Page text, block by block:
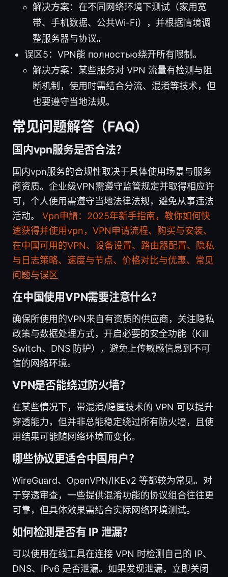
解决方案：在不同网络环境下测试（家用宽
带、手机数据、公共Wi-Fi），并根据情境调
整服务器与协议。
误区5：VPN能 полностью绕开所有限制。
解决方案：某些服务对 VPN 流量有检测与阻
断机制，使用时需结合分流、混淆等技术，但
也要遵守当地法规。
常见问题解答（FAQ）
国内vpn服务是否合法？
国内vpn服务的合规性取决于具体使用场景与服务
商资质。企业级VPN需遵守监管规定并取得相应许
可，个人使用需遵守当地法律法规，避免从事违法
活动。 Vpn申請：2025年新手指南，教你如何快
速获得并使用vpn，VPN申请流程、购买与安装、
在中国可用的VPN、设备设置、路由器配置、隐私
与日志策略、速度与节点、价格对比与优惠、常见
问题与误区
在中国使用VPN需要注意什么？
确保所使用的VPN来自有资质的供应商，关注隐私
政策与数据处理方式，开启必要的安全功能（Kill
Switch、DNS 防护），避免上传敏感信息到不可
信的网络环境。
VPN是否能绕过防火墙？
在某些情况下，带混淆/隐匿技术的 VPN 可以提升
穿透能力，但并非总能稳定绕过所有防火墙，且使
用结果可能随网络环境而变化。
哪些协议更适合中国用户？
WireGuard、OpenVPN/IKEv2 等都较为常见。对
于穿透审查，一些提供混淆功能的协议组合往往更
可靠，但具体效果需结合实际网络环境测试。
如何检测是否有 IP 泄漏？
可以使用在线工具在连接 VPN 时检测自己的 IP、
DNS、IPv6 是否泄漏。如果发现泄漏，立即关闭